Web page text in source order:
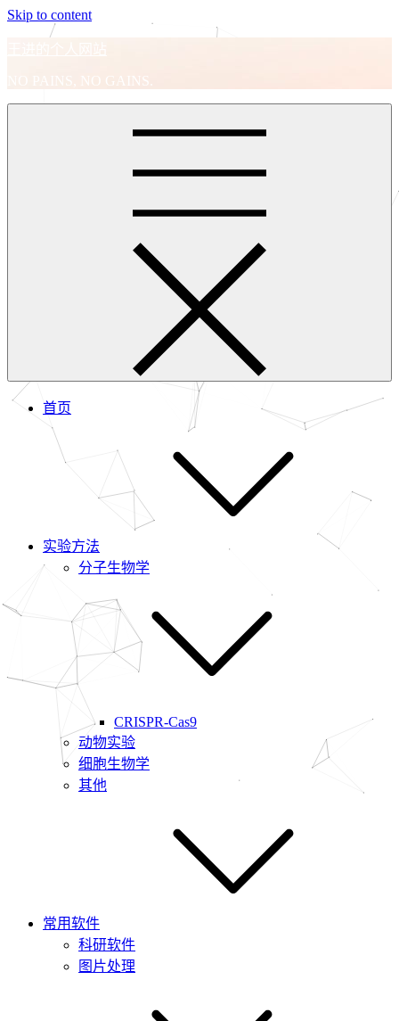
Skip to content
王进的个人网站
NO PAINS, NO GAINS.
首页
实验方法
分子生物学
CRISPR-Cas9
动物实验
细胞生物学
其他
常用软件
科研软件
图片处理